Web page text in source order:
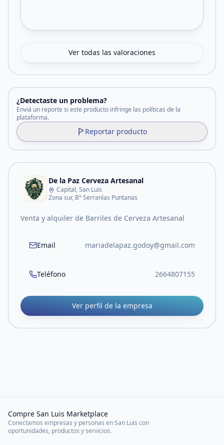
Ver todas las valoraciones
¿Detectaste un problema?
Enviá un reporte si este producto infringe las políticas de la
plataforma.
Reportar producto
De la Paz Cerveza Artesanal
Capital, San Luis
Zona sur, B° Serranías Puntanas
Venta y alquiler de Barriles de Cerveza Artesanal
Email mariadelapaz.godoy@gmail.com
Teléfono 2664807155
Ver perfil de la empresa
Compre San Luis Marketplace
Conectamos empresas y personas en San Luis con
oportunidades, productos y servicios.